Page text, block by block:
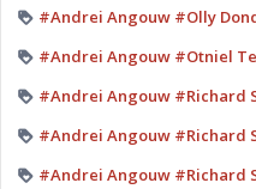
#Andrei Angouw #Olly
#Andrei Angouw #Otniel
#Andrei Angouw #Richard
#Andrei Angouw #Richard
#Andrei Angouw #Richard